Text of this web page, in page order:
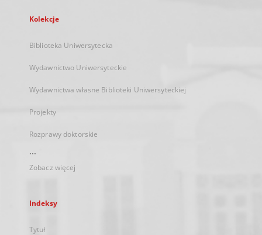
Kolekcje
Biblioteka Uniwersytecka
Wydawnictwo Uniwersyteckie
Wydawnictwa własne Biblioteki Uniwersyteckiej
Projekty
Rozprawy doktorskie
...
Zobacz więcej
Indeksy
Tytuł